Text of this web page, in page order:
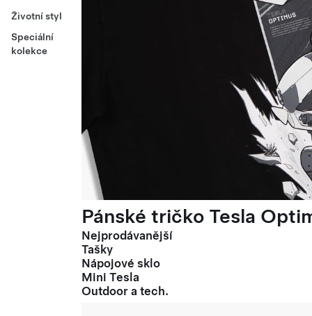
Životní styl
Speciální
kolekce
Pánské tričko Tesla
Nejprodávanější
Tašky
Nápojové sklo
Mini Tesla
Outdoor a tech.